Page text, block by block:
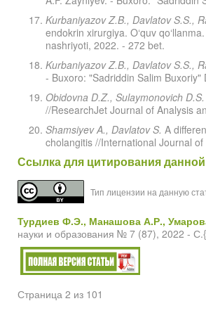
Kurbaniyazov Z.B., Davlatov S.S.,
endokrin xirurgiya. O‘quv
nashriyoti, 2022. - 272 bet.
Kurbaniyazov Z.B., Davlatov S.S.,
- Buxoro: "Sadriddin Salim
Obidovna D.Z., Sulaymonovich D.S.
//ResearchJet Journal of Analysis
Shamsiyev A., Davlatov S. A
cholangitis //International Journal
Ссылка для цитирования данной
Тип лицензии на данную
Турдиев Ф.Э., Манашова А.Р.,
науки и образования № 7 (87), 2022 - С.{
Страница 2 из 101